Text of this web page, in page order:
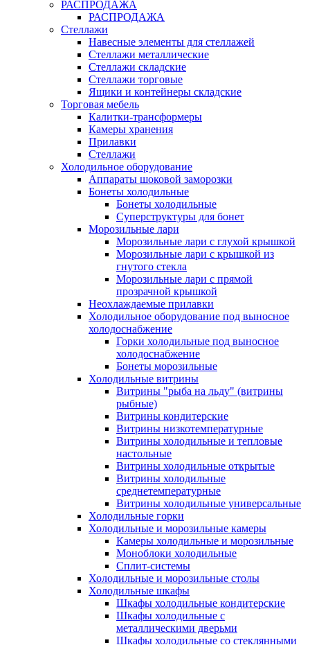
РАСПРОДАЖА
РАСПРОДАЖА
Стеллажи
Навесные элементы для стеллажей
Стеллажи металлические
Стеллажи складские
Стеллажи торговые
Ящики и контейнеры складские
Торговая мебель
Калитки-трансформеры
Камеры хранения
Прилавки
Стеллажи
Холодильное оборудование
Аппараты шоковой заморозки
Бонеты холодильные
Бонеты холодильные
Суперструктуры для бонет
Морозильные лари
Морозильные лари с глухой крышкой
Морозильные лари с крышкой из
гнутого стекла
Морозильные лари с прямой
прозрачной крышкой
Неохлаждаемые прилавки
Холодильное оборудование под выносное
холодоснабжение
Горки холодильные под выносное
холодоснабжение
Бонеты морозильные
Холодильные витрины
Витрины "рыба на льду" (витрины
рыбные)
Витрины кондитерские
Витрины низкотемпературные
Витрины холодильные и тепловые
настольные
Витрины холодильные открытые
Витрины холодильные
среднетемпературные
Витрины холодильные универсальные
Холодильные горки
Холодильные и морозильные камеры
Камеры холодильные и морозильные
Моноблоки холодильные
Сплит-системы
Холодильные и морозильные столы
Холодильные шкафы
Шкафы холодильные кондитерские
Шкафы холодильные с
металлическими дверьми
Шкафы холодильные со стеклянными